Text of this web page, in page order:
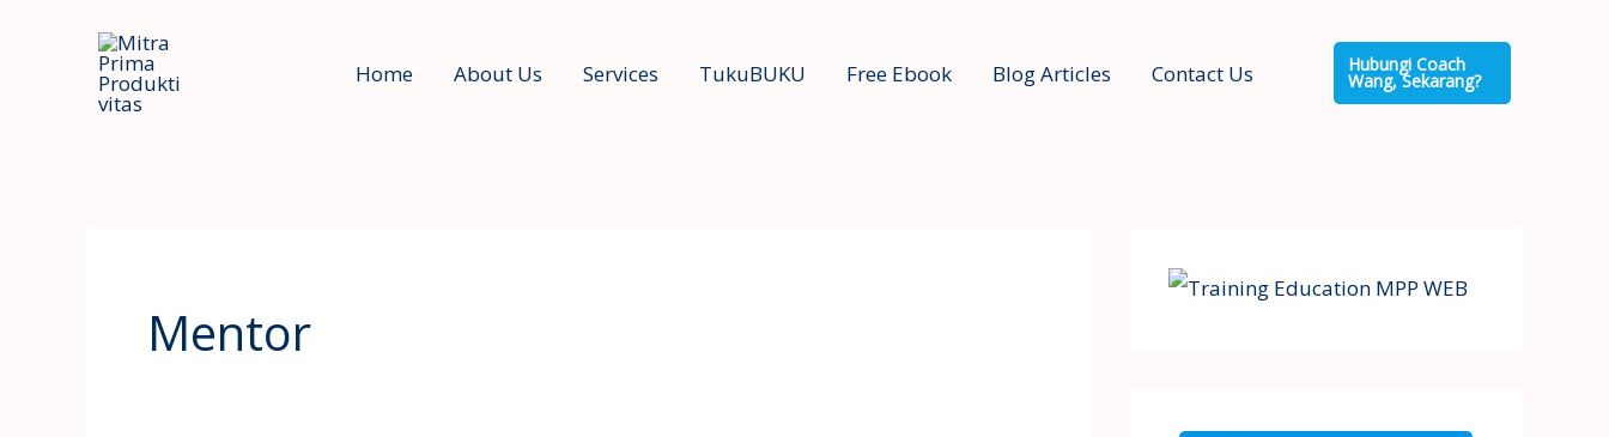
Home About Us Services TukuBUKU Free Ebook Blog Articles Contact Us Hubungi Coach
Wang, Sekarang?
Mentor